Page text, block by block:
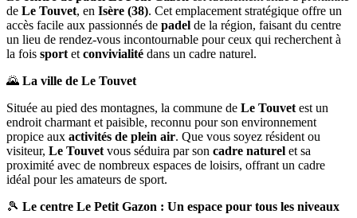
de Le Touvet, en Isère (38). Cet emplacement stratégique offre un
accès facile aux passionnés de padel de la région, faisant du centre
un lieu de rendez-vous incontournable pour ceux qui recherchent à
la fois sport et convivialité dans un cadre naturel.
🌄 La ville de Le Touvet
Située au pied des montagnes, la commune de Le Touvet est un
endroit charmant et paisible, reconnu pour son environnement
propice aux activités de plein air. Que vous soyez résident ou
visiteur, Le Touvet vous séduira par son cadre naturel et sa
proximité avec de nombreux espaces de loisirs, offrant un cadre
idéal pour les amateurs de sport.
🎾 Le centre Le Petit Gazon : Un espace pour tous les niveaux